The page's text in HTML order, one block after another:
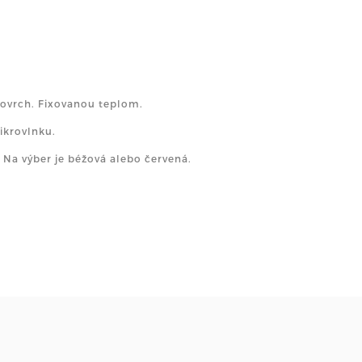
Fixovanou teplom.
výber je béžová alebo červená.